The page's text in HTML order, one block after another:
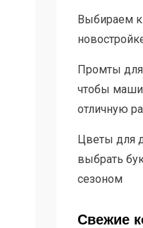
Выбираем
Промты для
чтобы
отличную
Цветы для
выбрать
сезоном
Свежие